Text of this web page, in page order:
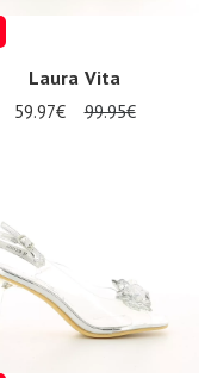
Laura Vita
59.97€ 99.95€